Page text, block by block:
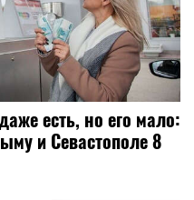
есть, но его мало:
и Севастополе 8